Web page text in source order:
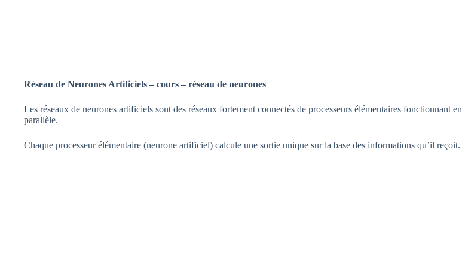
Réseau de Neurones Artificiels – cours – réseau de neurones
Les réseaux de neurones artificiels sont des réseaux fortement connectés de processeurs élémentaires fonctionnant en
parallèle.
Chaque processeur élémentaire (neurone artificiel) calcule une sortie unique sur la base des informations qu’il reçoit.